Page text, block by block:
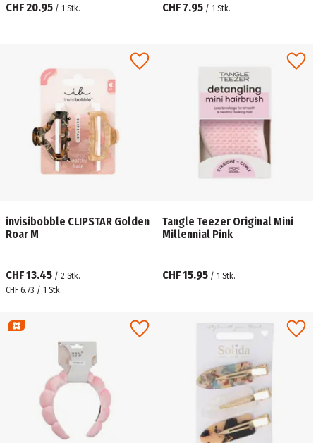
CHF 20.95 / 1 Stk. CHF 7.95 / 1 Stk.
invisibobble CLIPSTAR Golden
Roar M
CHF 13.45 / 2 Stk.
CHF 6.73 / 1 Stk.
Tangle Teezer Original Mini
Millennial Pink
CHF 15.95 / 1 Stk.